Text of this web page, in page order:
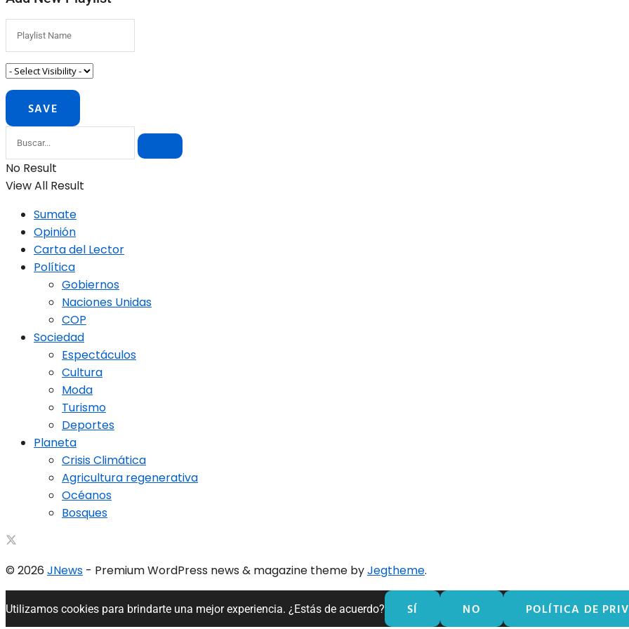
No Result
View All Result
Sumate
Opinión
Carta del Lector
Política
Gobiernos
Naciones Unidas
COP
Sociedad
Espectáculos
Cultura
Moda
Turismo
Deportes
Planeta
Crisis Climática
Agricultura regenerativa
Océanos
Bosques
© 2026 JNews - Premium WordPress news & magazine theme byJegtheme.
Utilizamos cookies para brindarte una mejor experiencia. ¿Estás de acuerdo? SÍ NO POLÍTICA DE